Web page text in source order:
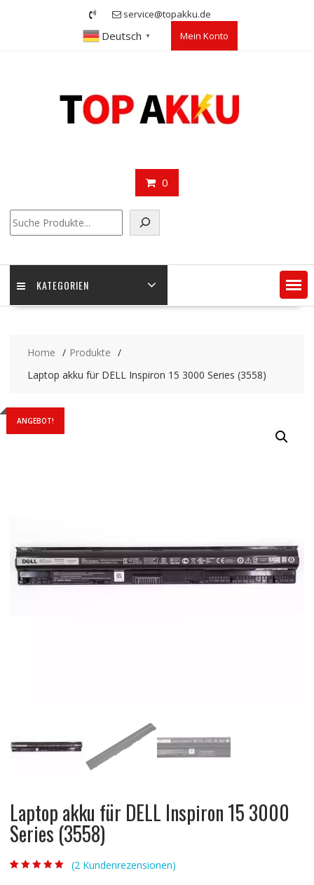
service@topakku.de
Deutsch ▼ Mein Konto
0
KATEGORIEN
Home
Produkte
Laptop akku für DELL Inspiron 15 3000 Series (3558)
ANGEBOT!
Laptop akku für DELL Inspiron 15 3000
Series (3558)
(2 Kundenrezensionen)